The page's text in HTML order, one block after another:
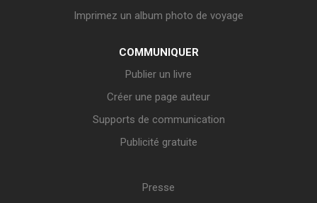
Imprimez un album photo de voyage
COMMUNIQUER
Publier un livre
Créer une page auteur
Supports de communication
Publicité gratuite
Presse